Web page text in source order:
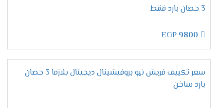
هنستمتع بجهاز عالى الكفاءة دائما .
عندما تفكر فى شراء مكيف لا تجد اهم ولا افضل من
فريش جهاز مميز يحتوى على خاصية التتبع التى
تعمل على اتباع جميع العملاء المتواجدين فى الغرفه
يعنى مهما قمت بالتحرك فى المكان هتستمتع
بالهواء المكيف الصادر من الجهاز فنحن نوفر لكم كل
3 حصان بارد فقط
9800
سعر تكييف فريش نيو بروفيشينال ديجيتال بلازما 3 حصان
بارد ساخن